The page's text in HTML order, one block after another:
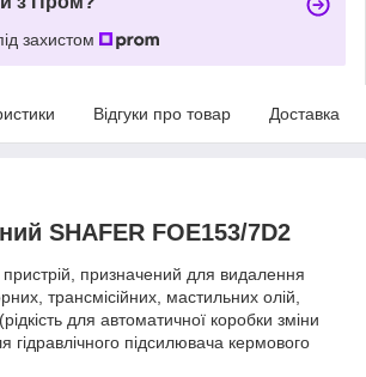
захистом
Відгуки про товар Доставка
SHAFER FOE153/7D2
призначений для видалення
трансмісійних, мастильних олій,
для автоматичної коробки зміни
гідравлічного підсилювача кермового